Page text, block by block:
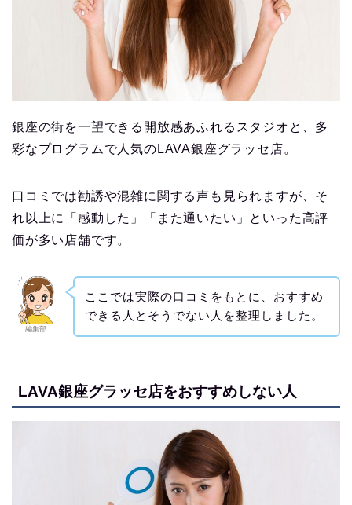
銀座の街を一望できる開放感あふれるスタジオと、多
彩なプログラムで人気のLAVA銀座グラッセ店。
口コミでは勧誘や混雑に関する声も見られますが、そ
れ以上に「感動した」「また通いたい」といった高評
価が多い店舗です。
編集部
ここでは実際の口コミをもとに、おすすめ
できる人とそうでない人を整理しました。
LAVA銀座グラッセ店をおすすめしない人